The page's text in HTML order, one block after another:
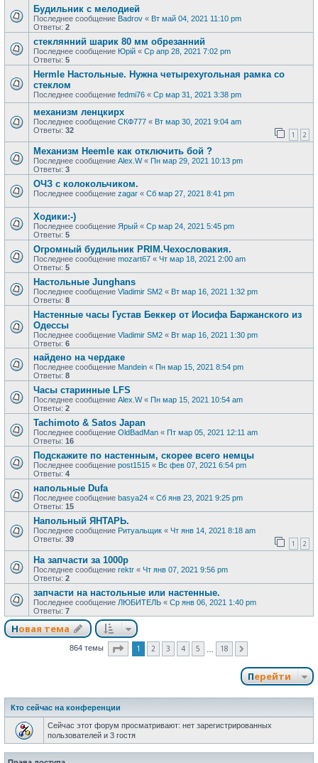
Будильник с мелодией
Последнее сообщение Badrov « Вт май 04, 2021 11:10 pm
Ответы: 2
стеклянний шарик 80 мм обрезанний
Последнее сообщение Юрій « Ср апр 28, 2021 7:02 pm
Ответы: 5
Hermle Настольные. Нужна четырехугольная рамка со
стеклом
Последнее сообщение fedmi76 « Ср мар 31, 2021 3:38 pm
механизм ленцкирх
Последнее сообщение СКФ777 « Вт мар 30, 2021 9:04 am
Ответы: 32 1 2
Механизм Heemle как отключить бой ?
Последнее сообщение Alex.W« Пн мар 29, 2021 10:13 pm
Ответы: 3
ОЧЗ с колокольчиком.
Последнее сообщение zagar « Сб мар 27, 2021 8:41 pm
Ходики:-)
Последнее сообщение Ярый « Ср мар 24, 2021 5:45 pm
Ответы: 5
Огромный будильник PRIM.Чехословакия.
Последнее сообщение mozart67 « Чт мар 18, 2021 2:00 am
Ответы: 5
Настольные Junghans
Последнее сообщение Vladimir SM2 « Вт мар 16, 2021 1:32 pm
Ответы: 8
Настенные часы Густав Беккер от Иосифа Баржанского из
Одессы
Последнее сообщение Vladimir SM2 « Вт мар 16, 2021 1:30 pm
Ответы: 6
найдено на чердаке
Последнее сообщение Mandein « Пн мар 15, 2021 8:54 pm
Ответы: 8
Часы старинные LFS
Последнее сообщение Alex.W« Пн мар 15, 2021 10:54 am
Ответы: 2
Tachimoto & Satos Japan
Последнее сообщение OldBadMan « Пт мар 05, 2021 12:11 am
Ответы: 16
Подскажите по настенным, скорее всего немцы
Последнее сообщение post1515 « Вс фев 07, 2021 6:54 pm
Ответы: 4
напольные Dufa
Последнее сообщение basya24 « Сб янв 23, 2021 9:25 pm
Ответы: 15
Напольный ЯНТАРЬ.
Последнее сообщение Ритуальщик « Чт янв 14, 2021 8:18 am
Ответы: 39 1 2
На запчасти за 1000р
Последнее сообщение rektr « Чт янв 07, 2021 9:56 pm
Ответы: 2
запчасти на настольные или настенные.
Последнее сообщение ЛЮБИТЕЛЬ « Ср янв 06, 2021 1:40 pm
Ответы: 7
Новая тема
864 темы Страница из
1 2 3 4 5 18
Перейти
Кто сейчас на конференции
Сейчас этот форум просматривают: нет зарегистрированных
пользователей и 3 гостя